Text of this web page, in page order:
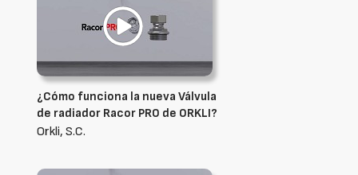
¿Cómo funciona la nueva Válvula
de radiador Racor PRO de ORKLI?
Orkli, S.C.